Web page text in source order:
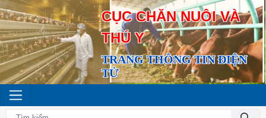
CỤC CHĂN NUÔI VÀ
THÚ Y
TRANG THÔNG TIN ĐIỆN
TỬ